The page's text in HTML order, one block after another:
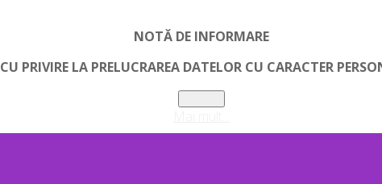
NOTĂ DE INFORMARE
CU PRIVIRE LA PRELUCRAREA DATELOR CU CARACTER